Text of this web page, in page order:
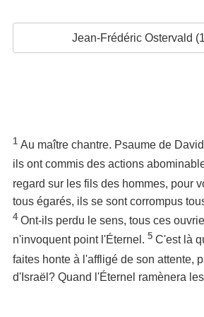
Jean-Frédéric Ostervald
1 Au maître chantre. Psaume de
ils ont commis des actions
regard sur les fils des hommes, pour
tous égarés, ils se sont corrompus
4 Ont-ils perdu le sens, tous ces
n'invoquent point l'Éternel. 5 C'est là
faites honte à l'affligé de son attente,
d'Israël? Quand l'Éternel ramènera